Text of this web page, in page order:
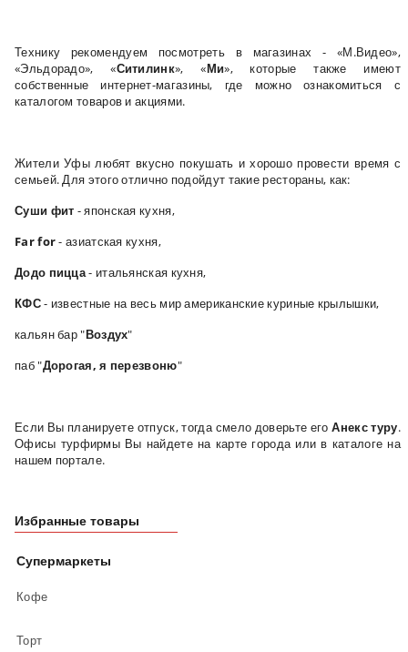
Технику рекомендуем посмотреть в магазинах - «М.Видео»,
«Эльдорадо», «Ситилинк», «Ми», которые также имеют
собственные интернет-магазины, где можно ознакомиться с
каталогом товаров и акциями.
Жители Уфы любят вкусно покушать и хорошо провести время с
семьей. Для этого отлично подойдут такие рестораны, как:
Суши фит - японская кухня,
Far for- азиатская кухня,
Додо пицца- итальянская кухня,
КФС- известные на весь мир американские куриные крылышки,
кальян бар "Воздух"
паб "Дорогая, я перезвоню"
Если Вы планируете отпуск, тогда смело доверьте егоАнекс туру.
Офисы турфирмы Вы найдете на карте города или в каталоге на
нашем портале.
Избранные товары
Супермаркеты
Кофе
Торт